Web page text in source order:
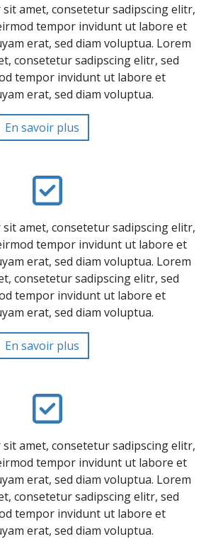
amet, consetetur sadipscing elitr,
tempor invidunt ut labore et
erat, sed diam voluptua. Lorem
consetetur sadipscing elitr, sed
tempor invidunt ut labore et
erat, sed diam voluptua.
En savoir plus
amet, consetetur sadipscing elitr,
tempor invidunt ut labore et
erat, sed diam voluptua. Lorem
consetetur sadipscing elitr, sed
tempor invidunt ut labore et
erat, sed diam voluptua.
En savoir plus
amet, consetetur sadipscing elitr,
tempor invidunt ut labore et
erat, sed diam voluptua. Lorem
consetetur sadipscing elitr, sed
tempor invidunt ut labore et
erat, sed diam voluptua.